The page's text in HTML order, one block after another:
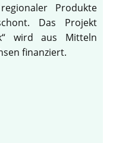
Produkte
Das Projekt
wird aus Mitteln
finanziert.